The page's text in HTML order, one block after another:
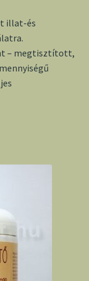
illat-és
– megtisztított,